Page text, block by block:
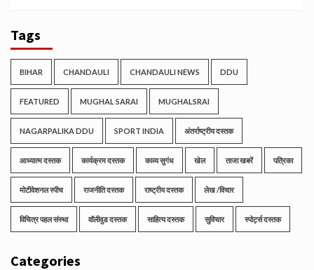
Tags
BIHAR CHANDAULI CHANDAULI NEWS DDU
FEATURED MUGHAL SARAI MUGHALSRAI
NAGARPALIKA DDU SPORT INDIA अंतर्राष्ट्रीय दस्तक
आध्यात्म दस्तक कार्यक्रम दस्तक काव्य सुगंध खेल ताजा खबरें पत्रिका
मोटीवेशनल स्पीच राजनीति दस्तक राष्ट्रीय दस्तक लेख /विचार
विचित्र पहल संस्था वॉलीवुड दस्तक साहित्य दस्तक सुविचार स्पोर्ट्स दस्तक
Categories